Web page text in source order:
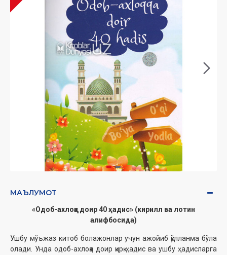
МАЪЛУМОТ
«Одоб-ахлоққа доир 40 ҳадис» (кирилл ва лотин
алифбосида)
Ушбу мўъжаз китоб болажонлар учун ажойиб қўлланма бўла
олади. Унда одоб-ахлоққа доир қирқ ҳадис ва ушбу ҳадисларга